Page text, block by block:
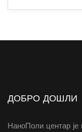
ДОБРО ДОШЛИ
НаноПоли центар је